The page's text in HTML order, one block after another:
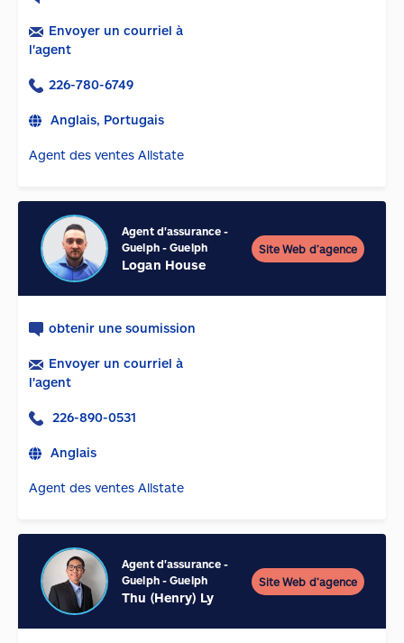
Envoyer un courriel à
l'agent
226-780-6749
Anglais, Portugais
Agent des ventes Allstate
Agent d'assurance -
Guelph-Guelph
Logan House
Site Web d’agence
obtenir une soumission
Envoyer un courriel à
l'agent
226-890-0531
Anglais
Agent des ventes Allstate
Agent d'assurance -
Guelph-Guelph
Thu (Henry) Ly
Site Web d’agence